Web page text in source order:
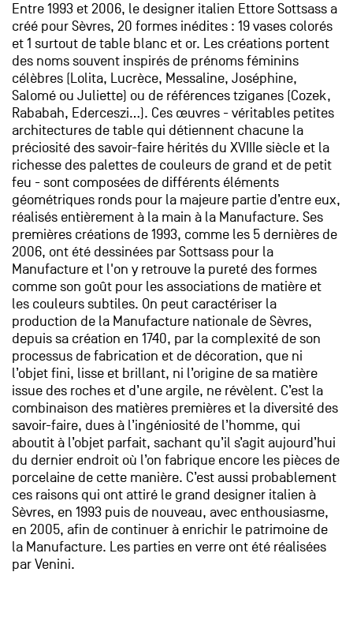
Entre 1993 et 2006, le designer italien Ettore Sottsass a
créé pour Sèvres, 20 formes inédites : 19 vases colorés
et 1 surtout de table blanc et or. Les créations portent
des noms souvent inspirés de prénoms féminins
célèbres (Lolita, Lucrèce, Messaline, Joséphine,
Salomé ou Juliette) ou de références tziganes (Cozek,
Rababah, Ederceszi…). Ces œuvres - véritables petites
architectures de table qui détiennent chacune la
préciosité des savoir-faire hérités du XVIIIe siècle et la
richesse des palettes de couleurs de grand et de petit
feu - sont composées de différents éléments
géométriques ronds pour la majeure partie d’entre eux,
réalisés entièrement à la main à la Manufacture. Ses
premières créations de 1993, comme les 5 dernières de
2006, ont été dessinées par Sottsass pour la
Manufacture et l'on y retrouve la pureté des formes
comme son goût pour les associations de matière et
les couleurs subtiles. On peut caractériser la
production de la Manufacture nationale de Sèvres,
depuis sa création en 1740, par la complexité de son
processus de fabrication et de décoration, que ni
l’objet fini, lisse et brillant, ni l’origine de sa matière
issue des roches et d’une argile, ne révèlent. C’est la
combinaison des matières premières et la diversité des
savoir-faire, dues à l’ingéniosité de l’homme, qui
aboutit à l’objet parfait, sachant qu’il s’agit aujourd’hui
du dernier endroit où l’on fabrique encore les pièces de
porcelaine de cette manière. C’est aussi probablement
ces raisons qui ont attiré le grand designer italien à
Sèvres, en 1993 puis de nouveau, avec enthousiasme,
en 2005, afin de continuer à enrichir le patrimoine de
la Manufacture. Les parties en verre ont été réalisées
par Venini.